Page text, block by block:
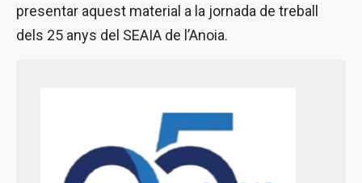
presentar aquest material a la jornada de treball
dels 25 anys del SEAIA de l’Anoia.